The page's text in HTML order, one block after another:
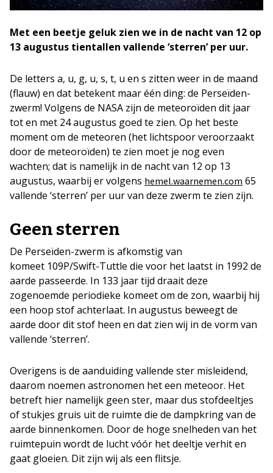
Met een beetje geluk zien we in de nacht van 12 op
13 augustus tientallen vallende ‘sterren’ per uur.
De letters a, u, g, u, s, t, u en s zitten weer in de maand
(flauw) en dat betekent maar één ding: de Perseïden-
zwerm! Volgens de NASA zijn de meteoroïden dit jaar
tot en met 24 augustus goed te zien. Op het beste
moment om de meteoren (het lichtspoor veroorzaakt
door de meteoroïden) te zien moet je nog even
wachten; dat is namelijk in de nacht van 12 op 13
augustus, waarbij er volgens hemel.waarnemen.com 65
vallende ‘sterren’ per uur van deze zwerm te zien zijn.
Geen sterren
De Perseïden-zwerm is afkomstig van
komeet 109P/Swift-Tuttle die voor het laatst in 1992 de
aarde passeerde. In 133 jaar tijd draait deze
zogenoemde periodieke komeet om de zon, waarbij hij
een hoop stof achterlaat. In augustus beweegt de
aarde door dit stof heen en dat zien wij in de vorm van
vallende ‘sterren’.
Overigens is de aanduiding vallende ster misleidend,
daarom noemen astronomen het een meteoor. Het
betreft hier namelijk geen ster, maar dus stofdeeltjes
of stukjes gruis uit de ruimte die de dampkring van de
aarde binnenkomen. Door de hoge snelheden van het
ruimtepuin wordt de lucht vóór het deeltje verhit en
gaat gloeien. Dit zijn wij als een flitsje.